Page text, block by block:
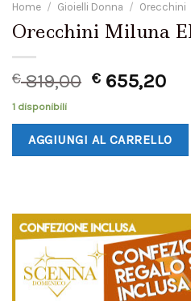
Home / Gioielli Donna / Orecchini
Orecchini Miluna
€819,00 € 655,20
1 disponibili
AGGIUNGI AL CARRELLO